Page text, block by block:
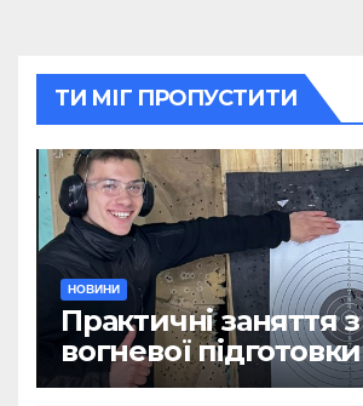
ТИ МІГ ПРОПУСТИТИ
НОВИНИ
Практичні заняття з
вогневої підготовки